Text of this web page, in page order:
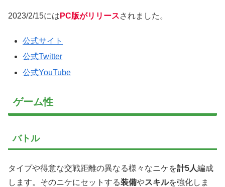
2023/2/15には PC版がリリースされました。
公式サイト
公式Twitter
公式YouTube
ゲーム性
バトル
タイプや得意な交戦距離の異なる様々なニケを計5人編成
します。そのニケにセットする装備やスキルを強化しま